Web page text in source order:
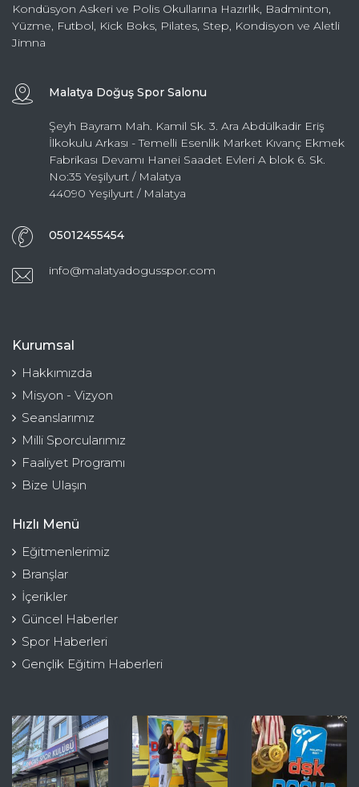
Kondüsyon Askeri ve Polis Okullarına Hazırlık, Badminton,
Yüzme, Futbol, Kick Boks, Pilates, Step, Kondisyon ve Aletli
Jimna
Malatya Doğuş Spor Salonu
Şeyh Bayram Mah. Kamil Sk. 3. Ara Abdülkadir Eriş
İlkokulu Arkası - Temelli Esenlik Market Kıvanç Ekmek
Fabrikası Devamı Hanei Saadet Evleri A blok 6. Sk.
No:35 Yeşilyurt / Malatya
44090 Yeşilyurt / Malatya
05012455454
info@malatyadogusspor.com
Kurumsal
Hakkımızda
Misyon - Vizyon
Seanslarımız
Milli Sporcularımız
Faaliyet Programı
Bize Ulaşın
Hızlı Menü
Eğitmenlerimiz
Branşlar
İçerikler
Güncel Haberler
Spor Haberleri
Gençlik Eğitim Haberleri